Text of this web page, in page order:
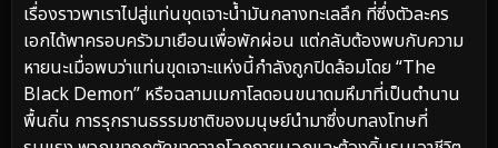
เรื่องราวพาเราไปสู่แท่นขุดเจาะน้ำมันกลางทะเลลึก ที่ซึ่งตัวละคร
เอกได้พาครอบครัวมาเยือนเพื่อพักผ่อน แต่กลับต้องพบกับความ
หายนะเมื่อพบว่าแท่นขุดเจาะแห่งนี้กำลังถูกปิดล้อมโดย “The
Black Demon” หรือฉลามเมกาโลดอนขนาดมหึมาที่เป็นตำนาน
พื้นถิ่น การรุกรานธรรมชาติของมนุษย์นำมาซึ่งบทลงโทษที่